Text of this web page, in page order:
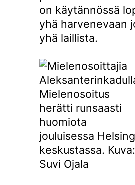
on käytännössä
yhä harvenevaan
yhä laillista.
Mielenosoitus
herätti runsaasti
huomiota
jouluisessa
keskustassa. Kuva:
Suvi Ojala